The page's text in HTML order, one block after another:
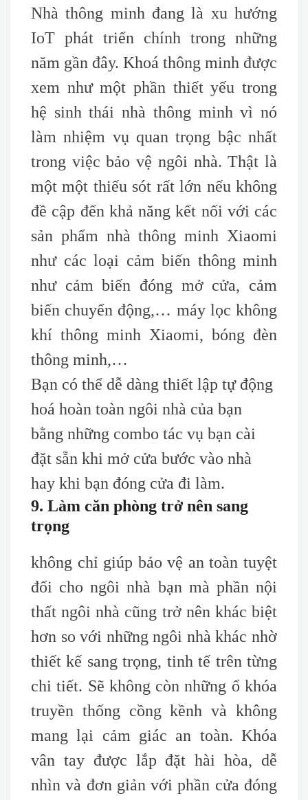
Nhà thông minh đang là xu hướng
IoT phát triển chính trong những
năm gần đây. Khoá thông minh được
xem như một phần thiết yếu trong
hệ sinh thái nhà thông minh vì nó
làm nhiệm vụ quan trọng bậc nhất
trong việc bảo vệ ngôi nhà. Thật là
một một thiếu sót rất lớn nếu không
đề cập đến khả năng kết nối với các
sản phẩm nhà thông minh Xiaomi
như các loại cảm biến thông minh
như cảm biến đóng mở cửa, cảm
biến chuyển động,… máy lọc không
khí thông minh Xiaomi, bóng đèn
thông minh,…
Bạn có thể dễ dàng thiết lập tự động
hoá hoàn toàn ngôi nhà của bạn
bằng những combo tác vụ bạn cài
đặt sẵn khi mở cửa bước vào nhà
hay khi bạn đóng cửa đi làm.
9. Làm căn phòng trở nên sang
trọng
không chỉ giúp bảo vệ an toàn tuyệt
đối cho ngôi nhà bạn mà phần nội
thất ngôi nhà cũng trở nên khác biệt
hơn so với những ngôi nhà khác nhờ
thiết kế sang trọng, tinh tế trên từng
chi tiết. Sẽ không còn những ổ khóa
truyền thống cồng kềnh và không
mang lại cảm giác an toàn. Khóa
vân tay được lắp đặt hài hòa, dễ
nhìn và đơn giản với phần cửa đóng